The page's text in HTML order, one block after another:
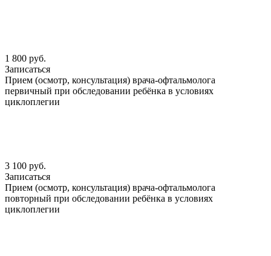
1 800 руб.
Записаться
Прием (осмотр, консультация) врача-офтальмолога
первичный при обследовании ребёнка в условиях
циклоплегии
3 100 руб.
Записаться
Прием (осмотр, консультация) врача-офтальмолога
повторный при обследовании ребёнка в условиях
циклоплегии